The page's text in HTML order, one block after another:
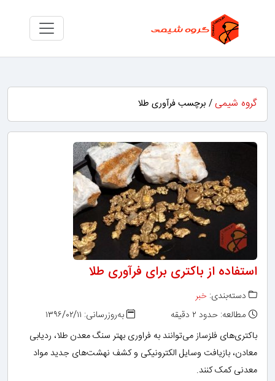
گروه شیمی / برچسب فرآوری طلا
استفاده از باکتری برای فرآوری طلا
دسته‌بندی: خبر
مطالعه: حدود ۲ دقیقه
به‌روزرسانی: ۱۳۹۶/۰۲/۱۱
باکتری‌های فلزساز می‌توانند به فراوری بهتر سنگ معدن طلا، ردیابی
معادن، بازیافت وسایل الکترونیکی و کشف نهشت‌های جدید مواد
معدنی کمک کنند.